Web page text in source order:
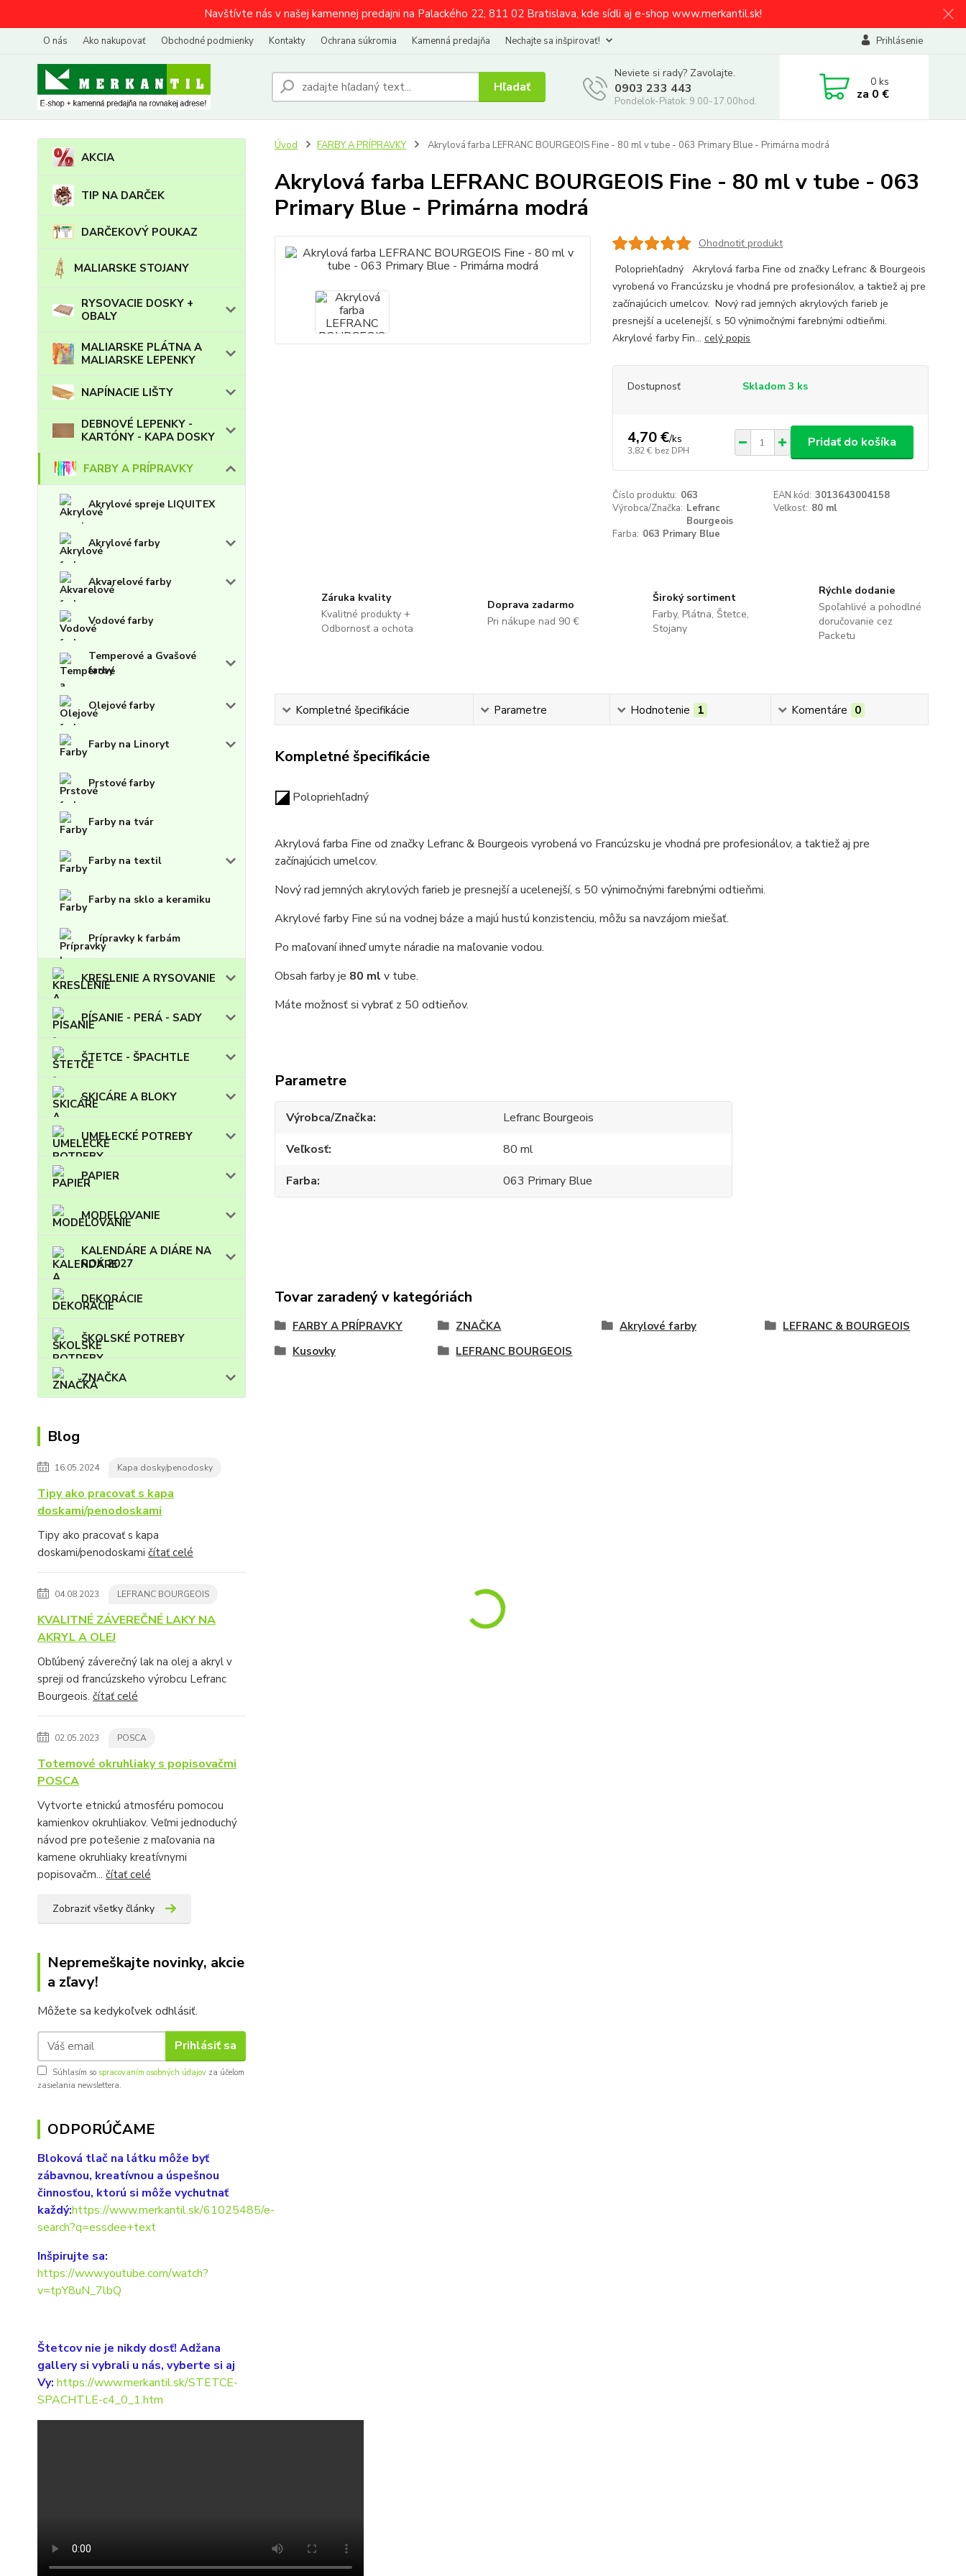
Navštívte nás v našej kamennej predajni na Palackého 22, 811 02 Bratislava, kde sídli aj e-shop www.merkantil.sk!
O nás Ako nakupovať Obchodné podmienky Kontakty Ochrana súkromia Kamenná predajňa Nechajte sa inšpirovať! Prihlásenie
Hľadať
Neviete si rady? Zavolajte.
0903 233 443
Pondelok-Piatok: 9.00-17.00hod.
0ks
za 0 €
AKCIA
TIP NA DARČEK
DARČEKOVÝ POUKAZ
MALIARSKE STOJANY
RYSOVACIE DOSKY +
OBALY
MALIARSKE PLÁTNA A
MALIARSKE LEPENKY
NAPÍNACIE LIŠTY
DEBNOVÉ LEPENKY -
KARTÓNY - KAPA DOSKY
FARBY A PRÍPRAVKY
Akrylové spreje LIQUITEX
Akrylové farby
Akvarelové farby
Vodové farby
Temperové a Gvašové
farby
Olejové farby
Farby na Linoryt
Prstové farby
Farby na tvár
Farby na textil
Farby na sklo a keramiku
Prípravky k farbám
KRESLENIE A RYSOVANIE
PÍSANIE - PERÁ - SADY
ŠTETCE - ŠPACHTLE
SKICÁRE A BLOKY
UMELECKÉ POTREBY
PAPIER
MODELOVANIE
KALENDÁRE A DIÁRE NA
ROK 2027
DEKORÁCIE
ŠKOLSKÉ POTREBY
ZNAČKA
Blog
16.05.2024 Kapa dosky/penodosky
Tipy ako pracovať s kapa
doskami/penodoskami
Tipy ako pracovať s kapa
doskami/penodoskami čítať celé
04.08.2023 LEFRANC BOURGEOIS
KVALITNÉ ZÁVEREČNÉ LAKY NA
AKRYL A OLEJ
Obľúbený záverečný lak na olej a akryl v
spreji od francúzskeho výrobcu Lefranc
Bourgeois. čítať celé
02.05.2023 POSCA
Totemové okruhliaky s popisovačmi
POSCA
Vytvorte etnickú atmosféru pomocou
kamienkov okruhliakov. Veľmi jednoduchý
návod pre potešenie z maľovania na
kamene okruhliaky kreatívnymi
popisovačm... čítať celé
Zobraziť všetky články
Nepremeškajte novinky, akcie
a zľavy!
Môžete sa kedykoľvek odhlásiť.
Prihlásiť sa
Súhlasím so spracovaním osobných údajov za účelom
zasielania newslettera.
ODPORÚČAME
Bloková tlač na látku môže byť
zábavnou, kreatívnou a úspešnou
činnosťou, ktorú si môže vychutnať
každý:https://www.merkantil.sk/61025485/e-
search?q=essdee+text
Inšpirujte sa:
https://www.youtube.com/watch?
v=tpY8uN_7lbQ
Štetcov nie je nikdy dosť! Adžana
gallery si vybrali u nás, vyberte si aj
Vy: https://www.merkantil.sk/STETCE-
SPACHTLE-c4_0_1.htm
Úvod FARBY A PRÍPRAVKY Akrylová farba LEFRANC BOURGEOIS Fine - 80 ml v tube - 063 Primary Blue - Primárna modrá
Akrylová farba LEFRANC BOURGEOIS Fine - 80 ml v tube - 063
Primary Blue - Primárna modrá
Ohodnotiť produkt
Polopriehľadný Akrylová farba Fine od značky Lefranc & Bourgeois
vyrobená vo Francúzsku je vhodná pre profesionálov, a taktiež aj pre
začínajúcich umelcov. Nový rad jemných akrylových farieb je
presnejší a ucelenejší, s 50 výnimočnými farebnými odtieňmi.
Akrylové farby Fin... celý popis
Dostupnosť Skladom 3 ks
4,70 €/ks
3,82 € bez DPH
Pridať do košíka
Číslo produktu: 063 EAN kód: 3013643004158
Výrobca/Značka: Lefranc
Bourgeois
Veľkosť: 80 ml
Farba: 063 Primary Blue
Záruka kvality
Kvalitné produkty +
Odbornosť a ochota
Doprava zadarmo
Pri nákupe nad 90 €
Široký sortiment
Farby, Plátna, Štetce,
Stojany
Rýchle dodanie
Spoľahlivé a pohodlné
doručovanie cez
Packetu
Kompletné špecifikácie Parametre Hodnotenie 1 Komentáre 0
Kompletné špecifikácie
Polopriehľadný
Akrylová farba Fine od značky Lefranc & Bourgeois vyrobená vo Francúzsku je vhodná pre profesionálov, a taktiež aj pre
začínajúcich umelcov.
Nový rad jemných akrylových farieb je presnejší a ucelenejší, s 50 výnimočnými farebnými odtieňmi.
Akrylové farby Fine sú na vodnej báze a majú hustú konzistenciu, môžu sa navzájom miešať.
Po maľovaní ihneď umyte náradie na maľovanie vodou.
Obsah farby je 80 ml v tube.
Máte možnosť si vybrať z 50 odtieňov.
Parametre
Výrobca/Značka
Lefranc Bourgeois
Veľkosť
80 ml
Farba
063 Primary Blue
Tovar zaradený v kategóriách
FARBY A PRÍPRAVKY ZNAČKA Akrylové farby
LEFRANC & BOURGEOIS
Kusovky
LEFRANC BOURGEOIS